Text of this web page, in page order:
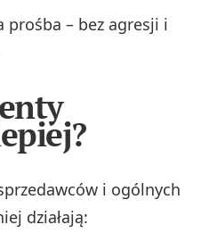
prośba – bez agresji i
i ogólnych
działają: